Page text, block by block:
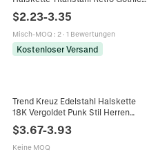
Wikinger Schmuck Box Kette
Herren Accessoire
$2.23-3.35
Misch-MOQ : 2· 1 Bewertungen
Kostenloser Versand
Trend Kreuz Edelstahl Halskette
18K Vergoldet Punk Stil Herren
Industrie Schmuck Geschenk
$3.67-3.93
Keine MOQ